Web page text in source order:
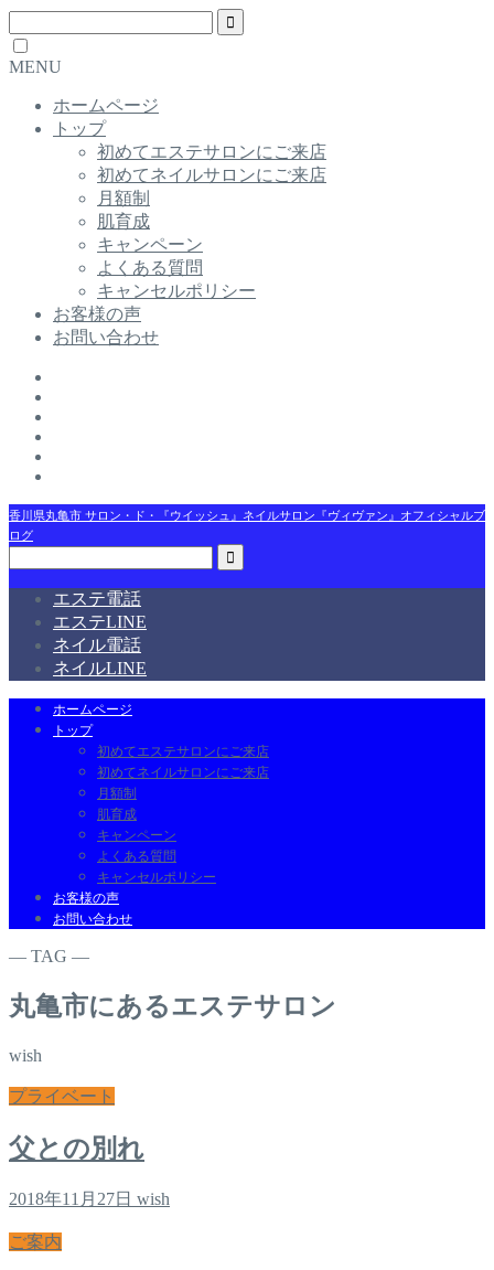
MENU
ホームページ
トップ
初めてエステサロンにご来店
初めてネイルサロンにご来店
月額制
肌育成
キャンペーン
よくある質問
キャンセルポリシー
お客様の声
お問い合わせ
香川県丸亀市 サロン・ド・『ウイッシュ』ネイルサロン『ヴィヴァン』オフィシャルブ
ログ
エステ電話
エステLINE
ネイル電話
ネイルLINE
ホームページ
トップ
初めてエステサロンにご来店
初めてネイルサロンにご来店
月額制
肌育成
キャンペーン
よくある質問
キャンセルポリシー
お客様の声
お問い合わせ
― TAG ―
丸亀市にあるエステサロン
wish
プライベート
父との別れ
2018年11月27日 wish
ご案内